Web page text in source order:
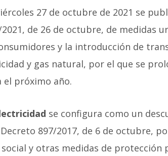
27 de octubre de 2021 se
2021, de 26 de octubre, de medidas
y la introducción de
y gas natural, por el que se
el próximo año.
se configura como un
897/2017, de 6 de octubre,
y otras medidas de protección